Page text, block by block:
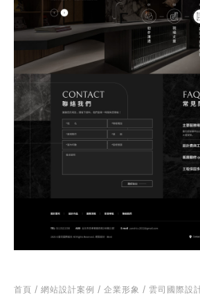
首頁 / 網站設計案例 / 企業形象 / 雲司國際設
需求主題(可複選)
合作提案
使用線上訂房系統 其他洽詢問